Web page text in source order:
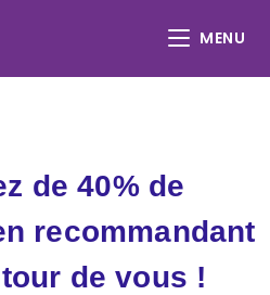
MENU
de 40% de
recommandant
de vous !